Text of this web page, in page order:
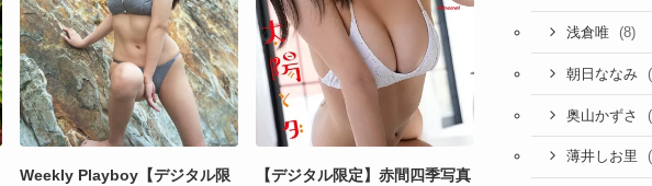
Weekly Playboy【デジタル限
【デジタル限定】赤間四季写真
浅倉唯 (8)
朝日ななみ
奥山かずさ
薄井しお里